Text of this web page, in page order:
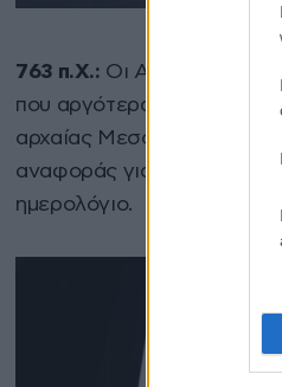
763 π.Χ.: Οι Ασσύριοι
που αργότερα βοήθησε
αρχαίας Μεσοποταμίας. Η
αναφοράς για τη σύνδεση
ημερολόγιο.